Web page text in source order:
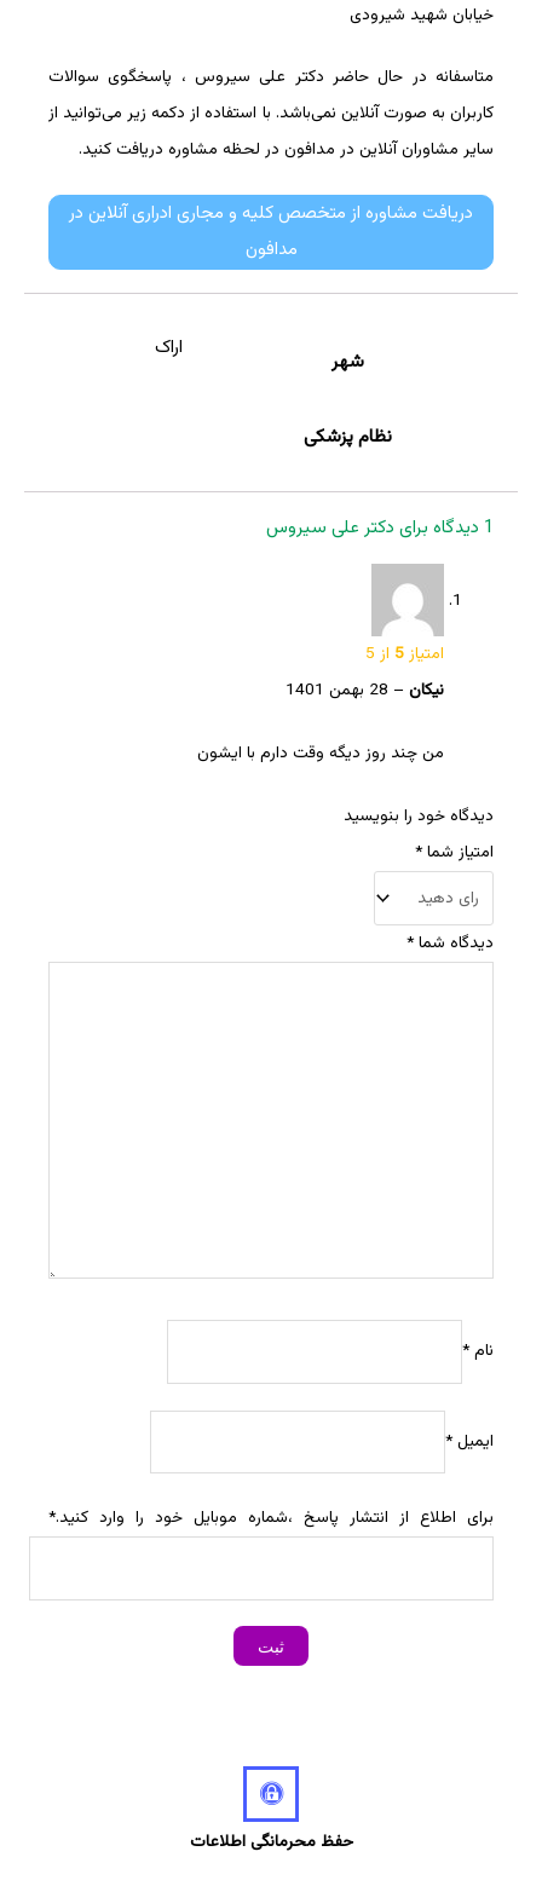
خیابان شهید شیرودی
متاسفانه در حال حاضر دکتر علی سیروس ، پاسخگوی سوالات
کاربران به صورت آنلاین نمی‌باشد. با استفاده از دکمه زیر می‌توانید از
سایر مشاوران آنلاین در مدافون در لحظه مشاوره دریافت کنید.
دریافت مشاوره از متخصص کلیه و مجاری ادراری آنلاین در
مدافون
شهر
اراک
نظام پزشکی
1 دیدگاه برای دکتر علی سیروس
امتیاز5 از 5
نیکان – 28 بهمن 1401
من چند روز دیگه وقت دارم با ایشون
دیدگاه خود را بنویسید
امتیاز شما*
دیدگاه شما*
نام*
ایمیل*
برای اطلاع از انتشار پاسخ ،شماره موبایل خود را وارد کنید.*
حفظ محرمانگی اطلاعات